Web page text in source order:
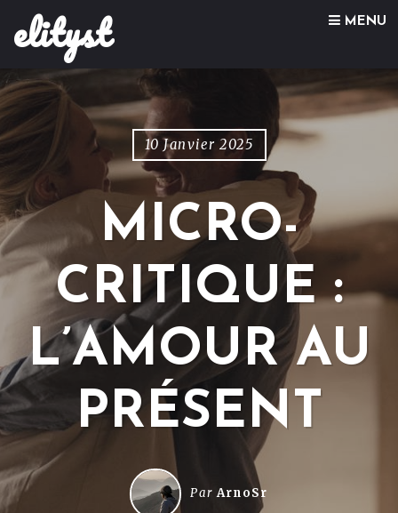
elityst MENU
Skip to content
10 Janvier 2025
MICRO-
CRITIQUE :
L’AMOUR AU
PRÉSENT
ParArnoSr